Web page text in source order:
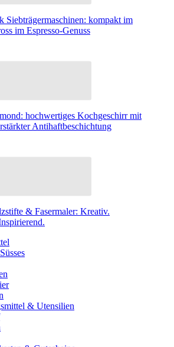
Siebträgermaschinen: kompakt im
im Espresso-Genuss
hochwertiges Kochgeschirr mit
Antihaftbeschichtung
& Fasermaler: Kreativ.
& Utensilien